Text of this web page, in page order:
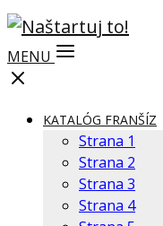
MENU
KATALÓG FRANŠÍZ
Strana 1
Strana 2
Strana 3
Strana 4